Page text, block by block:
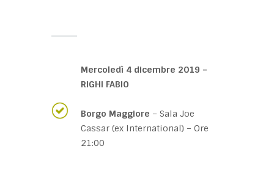
Mercoledì 4 dicembre 2019 –
RIGHI FABIO
Borgo Maggiore – Sala Joe
Cassar (ex International) – Ore
21:00